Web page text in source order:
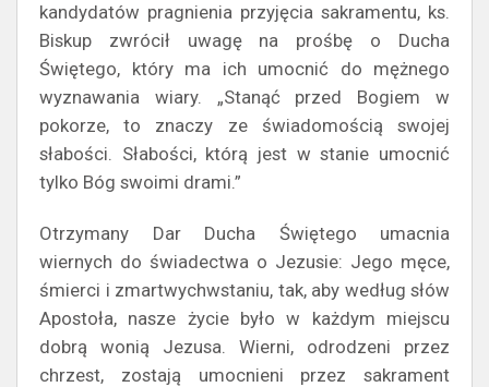
kandydatów pragnienia przyjęcia sakramentu, ks.
Biskup zwrócił uwagę na prośbę o Ducha
Świętego, który ma ich umocnić do mężnego
wyznawania wiary. „Stanąć przed Bogiem w
pokorze, to znaczy ze świadomością swojej
słabości. Słabości, którą jest w stanie umocnić
tylko Bóg swoimi drami.”
Otrzymany Dar Ducha Świętego umacnia
wiernych do świadectwa o Jezusie: Jego męce,
śmierci i zmartwychwstaniu, tak, aby według słów
Apostoła, nasze życie było w każdym miejscu
dobrą wonią Jezusa. Wierni, odrodzeni przez
chrzest, zostają umocnieni przez sakrament